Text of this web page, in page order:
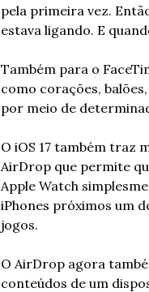
pela primeira vez.
estava ligando. E
Também para o
como corações,
por meio de
O iOS 17 também traz
AirDrop que permite
Apple Watch
iPhones próximos um
jogos.
O AirDrop agora
conteúdos de um